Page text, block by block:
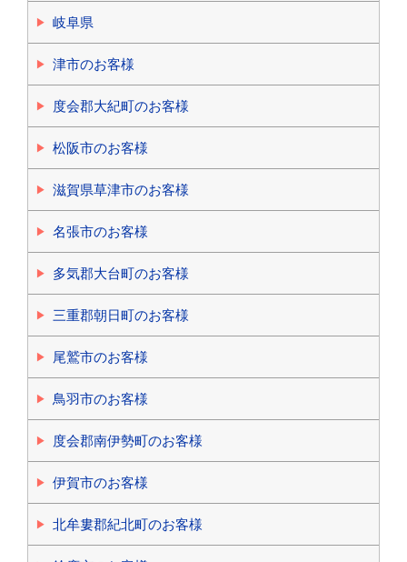
岐阜県
津市のお客様
度会郡大紀町のお客様
松阪市のお客様
滋賀県草津市のお客様
名張市のお客様
多気郡大台町のお客様
三重郡朝日町のお客様
尾鷲市のお客様
鳥羽市のお客様
度会郡南伊勢町のお客様
伊賀市のお客様
北牟婁郡紀北町のお客様